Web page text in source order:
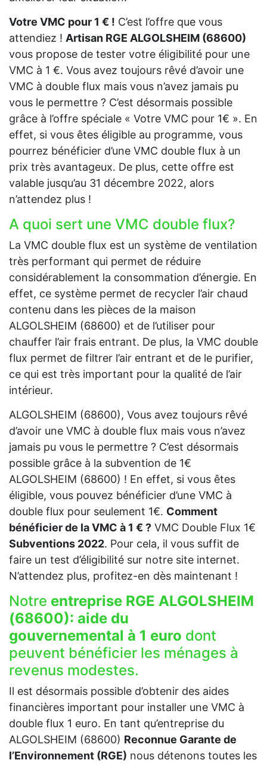
Votre VMC pour 1 € ! C’est l’offre que vous
attendiez ! Artisan RGE ALGOLSHEIM (68600)
vous propose de tester votre éligibilité pour une
VMC à 1 €. Vous avez toujours rêvé d’avoir une
VMC à double flux mais vous n’avez jamais pu
vous le permettre ? C’est désormais possible
grâce à l’offre spéciale « Votre VMC pour 1€ ». En
effet, si vous êtes éligible au programme, vous
pourrez bénéficier d’une VMC double flux à un
prix très avantageux. De plus, cette offre est
valable jusqu’au 31 décembre 2022, alors
n’attendez plus !
A quoi sert une VMC double flux?
La VMC double flux est un système de ventilation
très performant qui permet de réduire
considérablement la consommation d’énergie. En
effet, ce système permet de recycler l’air chaud
contenu dans les pièces de la maison
ALGOLSHEIM (68600) et de l’utiliser pour
chauffer l’air frais entrant. De plus, la VMC double
flux permet de filtrer l’air entrant et de le purifier,
ce qui est très important pour la qualité de l’air
intérieur.
ALGOLSHEIM (68600), Vous avez toujours rêvé
d’avoir une VMC à double flux mais vous n’avez
jamais pu vous le permettre ? C’est désormais
possible grâce à la subvention de 1€
ALGOLSHEIM (68600) ! En effet, si vous êtes
éligible, vous pouvez bénéficier d’une VMC à
double flux pour seulement 1€. Comment
bénéficier de la VMC à 1 € ? VMC Double Flux 1€
Subventions 2022. Pour cela, il vous suffit de
faire un test d’éligibilité sur notre site internet.
N’attendez plus, profitez-en dès maintenant !
Notre entreprise RGE ALGOLSHEIM
(68600): aide du
gouvernemental à 1 euro dont
peuvent bénéficier les ménages à
revenus modestes.
Il est désormais possible d’obtenir des aides
financières important pour installer une VMC à
double flux 1 euro. En tant qu’entreprise du
ALGOLSHEIM (68600) Reconnue Garante de
l’Environnement (RGE) nous détenons toutes les